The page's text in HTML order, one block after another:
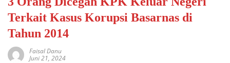
Terkait Kasus Korupsi Basarnas di
Tahun 2014
Faisal Danu
Juni 21, 2024